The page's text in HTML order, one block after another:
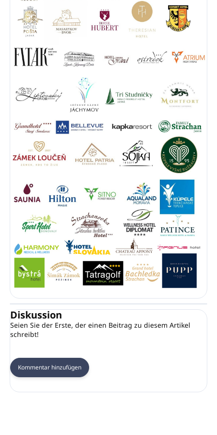
Diskussion
Seien Sie der Erste, der einen Beitrag zu diesem Artikel
schreibt!
Kommentar hinzufügen